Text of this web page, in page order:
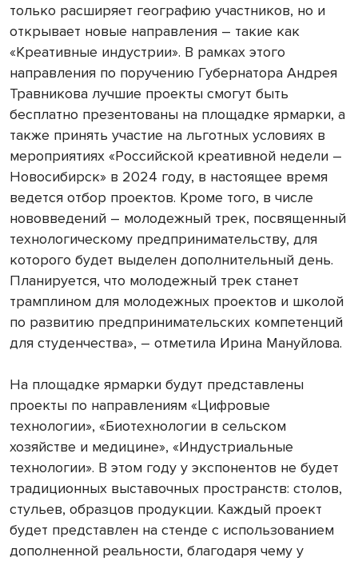
только расширяет географию участников, но и
открывает новые направления – такие как
«Креативные индустрии». В рамках этого
направления по поручению Губернатора Андрея
Травникова лучшие проекты смогут быть
бесплатно презентованы на площадке ярмарки, а
также принять участие на льготных условиях в
мероприятиях «Российской креативной недели –
Новосибирск» в 2024 году, в настоящее время
ведется отбор проектов. Кроме того, в числе
нововведений – молодежный трек, посвященный
технологическому предпринимательству, для
которого будет выделен дополнительный день.
Планируется, что молодежный трек станет
трамплином для молодежных проектов и школой
по развитию предпринимательских компетенций
для студенчества», – отметила Ирина Мануйлова.
На площадке ярмарки будут представлены
проекты по направлениям «Цифровые
технологии», «Биотехнологии в сельском
хозяйстве и медицине», «Индустриальные
технологии». В этом году у экспонентов не будет
традиционных выставочных пространств: столов,
стульев, образцов продукции. Каждый проект
будет представлен на стенде с использованием
дополненной реальности, благодаря чему у